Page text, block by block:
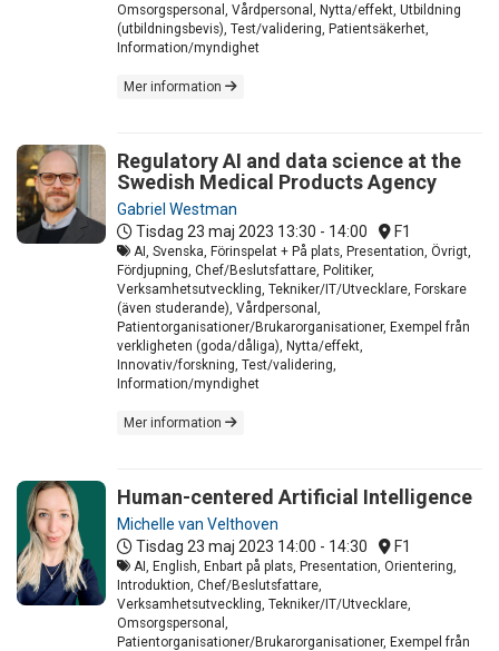
Omsorgspersonal, Vårdpersonal, Nytta/effekt, Utbildning
(utbildningsbevis), Test/validering, Patientsäkerhet,
Information/myndighet
Mer information
Regulatory AI and data science at the
Swedish Medical Products Agency
Gabriel Westman
Tisdag 23 maj 2023 13:30 - 14:00 F1
AI, Svenska, Förinspelat + På plats, Presentation, Övrigt,
Fördjupning, Chef/Beslutsfattare, Politiker,
Verksamhetsutveckling, Tekniker/IT/Utvecklare, Forskare
(även studerande), Vårdpersonal,
Patientorganisationer/Brukarorganisationer, Exempel från
verkligheten (goda/dåliga), Nytta/effekt,
Innovativ/forskning, Test/validering,
Information/myndighet
Mer information
Human-centered Artificial Intelligence
Michelle van Velthoven
Tisdag 23 maj 2023 14:00 - 14:30 F1
AI, English, Enbart på plats, Presentation, Orientering,
Introduktion, Chef/Beslutsfattare,
Verksamhetsutveckling, Tekniker/IT/Utvecklare,
Omsorgspersonal,
Patientorganisationer/Brukarorganisationer, Exempel från